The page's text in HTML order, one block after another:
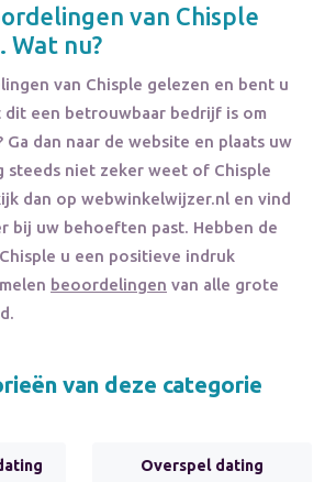
van Chisple
Wat nu?
van Chisple gelezen en bent u
een betrouwbaar bedrijf is om
Ga dan naar de website en plaats uw
steeds niet zeker weet of Chisple
dan op webwinkelwijzer.nl en vind
bij uw behoeften past. Hebben de
Chisple u een positieve indruk
beoordelingen van alle grote
van deze categorie
Overspel dating